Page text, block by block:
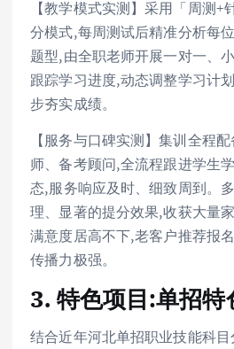
【教学模式实测】采用「周测+
分模式,每周测试后精准分析每
题型,由全职老师开展一对一、
跟踪学习进度,动态调整学习计
步夯实成绩。
【服务与口碑实测】集训全程
师、备考顾问,全流程跟进学生
态,服务响应及时、细致周到。
理、显著的提分效果,收获大量
满意度居高不下,老客户推荐报
传播力极强。
3. 特色项目:单招特
结合近年河北单招职业技能科